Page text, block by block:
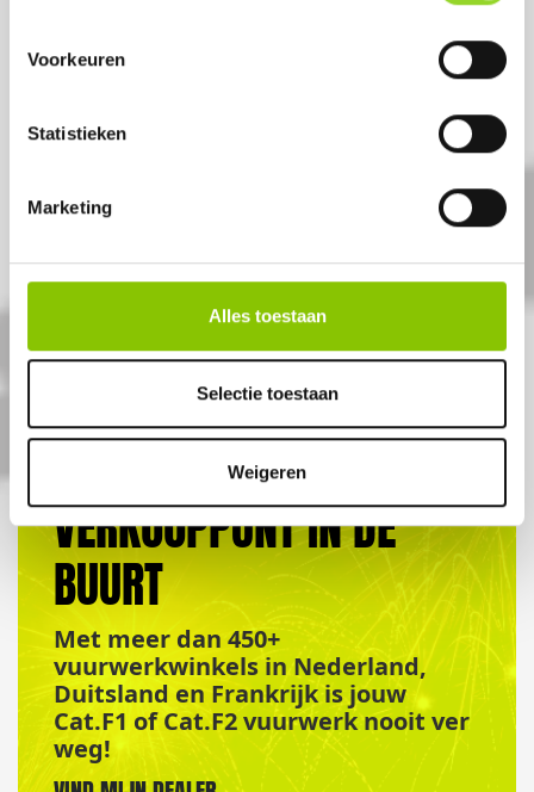
Voorkeuren
Statistieken
Marketing
Alles toestaan
Selectie toestaan
Weigeren
Cijferster 0
Artikelnummer: 7770
ALTIJD EEN
VERKOOPPUNT IN DE
BUURT
Met meer dan 450+
vuurwerkwinkels in Nederland,
Duitsland en Frankrijk is jouw
Cat.F1 of Cat.F2 vuurwerk nooit ver
weg!